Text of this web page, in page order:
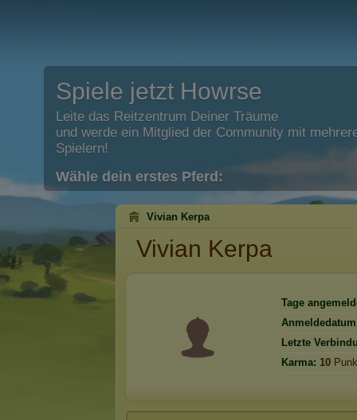
Spiele jetzt Howrse
Leite das Reitzentrum Deiner Träume
und werde ein Mitglied der Community mit
Spielern!
Wähle dein erstes Pferd:
Vivian Kerpa
Vivian Kerpa
Tage
Letzte
Karma: 10